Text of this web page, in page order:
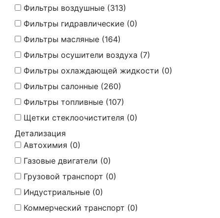
Фильтры воздушные (313)
Фильтры гидравлические (0)
Фильтры масляные (164)
Фильтры осушители воздуха (7)
Фильтры охлаждающей жидкости (0)
Фильтры салонные (260)
Фильтры топливные (107)
Щетки стеклоочистителя (0)
Детализация
Автохимия (0)
Газовые двигатели (0)
Грузовой транспорт (0)
Индустриальные (0)
Коммерческий транспорт (0)